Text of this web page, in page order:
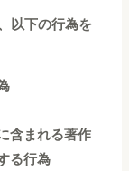
以下の行為を
含まれる著作
る行為